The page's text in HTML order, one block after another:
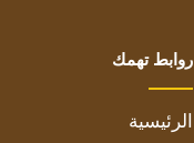
روابط تهمك
الرئيسية